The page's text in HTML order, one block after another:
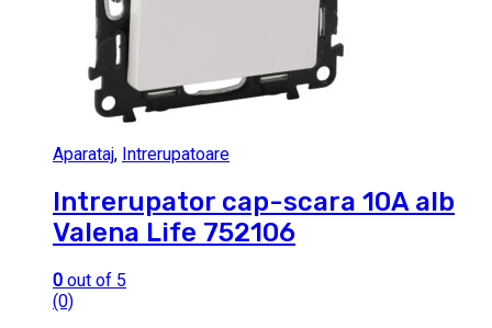
Aparataj, Intrerupatoare
Intrerupator cap-scara 10A alb
Valena Life 752106
0 out of 5
(0)